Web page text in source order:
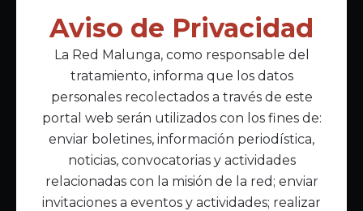
Acepto lapolítica de privacidad
Enlaces Principales
Inicio
Acerca de Malunga
Nuestra misión
Quiénes somos
Aviso de Privacidad
La Red Malunga, como responsable del
tratamiento, informa que los datos
personales recolectados a través de este
portal web serán utilizados con los fines de:
enviar boletines, información periodística,
noticias, convocatorias y actividades
relacionadas con la misión de la red; enviar
invitaciones a eventos y actividades; realizar